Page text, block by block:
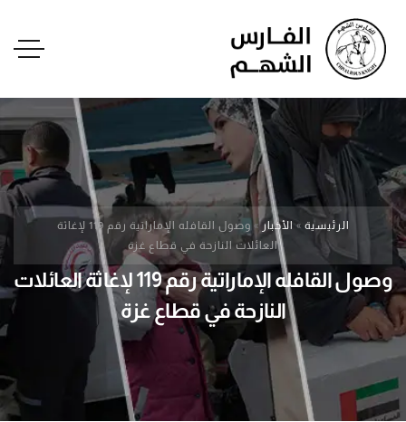
الرئيسية » الأخبار»
وصول القافله الإماراتية رقم 119 لإغاثة
العائلات النازحة في قطاع غزة
وصول القافله الإماراتية رقم 119 لإغاثة العائلات
النازحة في قطاع غزة